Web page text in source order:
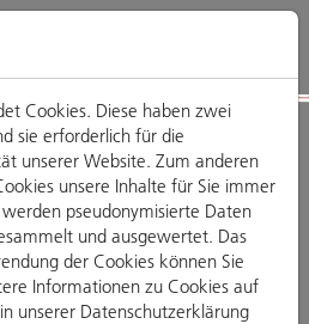
Cookies. Diese haben zwei
sie erforderlich für die
unserer Website. Zum anderen
unsere Inhalte für Sie immer
pseudonymisierte Daten
und ausgewertet. Das
der Cookies können Sie
Informationen zu Cookies auf
unserer Datenschutzerklärung